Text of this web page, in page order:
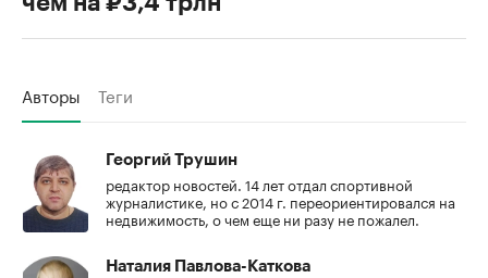
Авторы Теги
Георгий Трушин
редактор новостей. 14 лет отдал спортивной
журналистике, но с 2014 г. переориентировался на
недвижимость, о чем еще ни разу не пожалел.
Наталия Павлова-Каткова